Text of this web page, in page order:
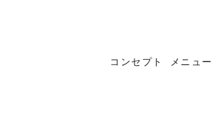
コンセプト メニュー